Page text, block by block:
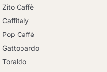
Zito Caffè
Caffitaly
Pop Caffè
Gattopardo
Toraldo